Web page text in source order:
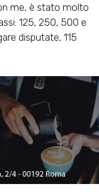
me, è stato molto
125, 250, 500 e
disputate, 115